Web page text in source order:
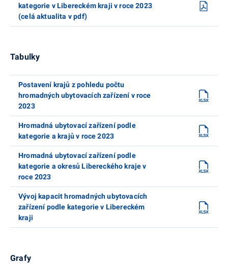
kategorie v Libereckém kraji v roce 2023
(celá aktualita v pdf)
Tabulky
Postavení krajů z pohledu počtu
hromadných ubytovacích zařízení v roce
2023
Hromadná ubytovací zařízení podle
kategorie a krajů v roce 2023
Hromadná ubytovací zařízení podle
kategorie a okresů Libereckého kraje v
roce 2023
Vývoj kapacit hromadných ubytovacích
zařízení podle kategorie v Libereckém
kraji
Grafy